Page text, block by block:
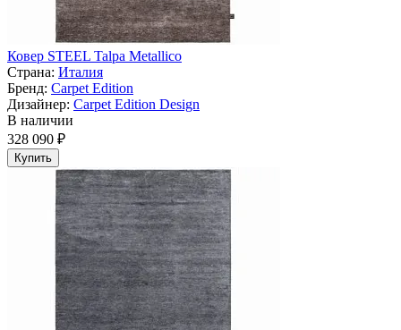
Ковер STEEL Talpa Metallico
Страна: Италия
Бренд: Carpet Edition
Дизайнер: Carpet Edition Design
В наличии
328 090 ₽
Купить